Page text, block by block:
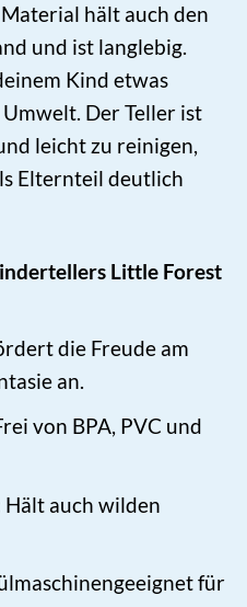
hält auch den
und ist langlebig.
Kind etwas
Der Teller ist
leicht zu reinigen,
Elternteil deutlich
Little Forest
die Freude am
an.
von BPA, PVC und
Hält auch wilden
für